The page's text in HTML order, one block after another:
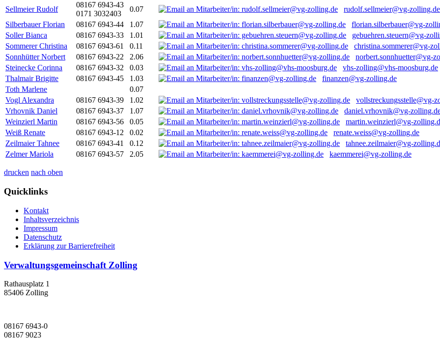
Sellmeier Rudolf
08167 6943-43
0171 3032403
0.07
rudolf.sellmeier@vg-zolling.de
Silberbauer Florian
08167 6943-44 1.07
florian.silberbauer@vg-
Soller Bianca
08167 6943-33 1.01
gebuehren.steuern@vg-
Sommerer Christina
08167 6943-61 0.11
christina.sommerer@vg-
Sonnhütter Norbert
08167 6943-22 2.06
norbert.sonnhuetter@vg-
Steinecke Corinna
08167 6943-32 0.03
vhs-zolling@vhs-moosburg.de
Thalmair Brigitte
08167 6943-45 1.03
finanzen@vg-zolling.de
Toth Marlene
0.07
Vogl Alexandra
08167 6943-39 1.02
vollstreckungsstelle@vg-
Vrhovnik Daniel
08167 6943-37 1.07
daniel.vrhovnik@vg-
Weinzierl Martin
08167 6943-56 0.05
martin.weinzierl@vg-
Weiß Renate
08167 6943-12 0.02
renate.weiss@vg-zolling.de
Zeilmaier Tahnee
08167 6943-41 0.12
tahnee.zeilmaier@vg-
Zelmer Mariola
08167 6943-57 2.05 kaemmerei@vg-zolling.de
drucken nach oben
Quicklinks
Kontakt
Inhaltsverzeichnis
Impressum
Datenschutz
Erklärung zur Barrierefreiheit
Verwaltungsgemeinschaft Zolling
Rathausplatz 1
85406 Zolling
08167 6943-0
08167 9023